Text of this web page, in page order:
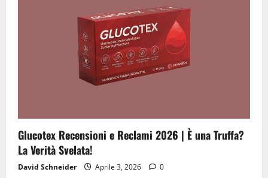
2026
|
Truffa
o
Onesto?
Leggi
prima
di
comprare
Glucotex Recensioni e Reclami 2026 | È una Truffa?
La Verità Svelata!
David Schneider Aprile 3, 2026 0